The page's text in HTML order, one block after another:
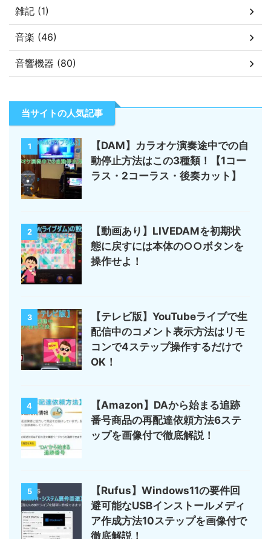
雑記 (1)
音楽 (46)
音響機器 (80)
当サイトの人気記事
1
【DAM】カラオケ演奏途中での自
動停止方法はこの3種類！【1コー
ラス・2コーラス・後奏カット】
2
【動画あり】LIVEDAMを初期状
態に戻すには本体の○○ボタンを
操作せよ！
3
【テレビ版】YouTubeライブで生
配信中のコメント表示方法はリモ
コンで4ステップ操作するだけで
OK！
4
【Amazon】DAから始まる追跡
番号商品の再配達依頼方法6ステ
ップを画像付で徹底解説！
5
【Rufus】Windows11の要件回
避可能なUSBインストールメディ
ア作成方法10ステップを画像付で
徹底解説！